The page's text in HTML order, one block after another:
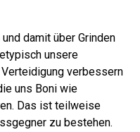
damit über Grinden
unsere
verbessern
uns Boni wie
Das ist teilweise
zu bestehen.